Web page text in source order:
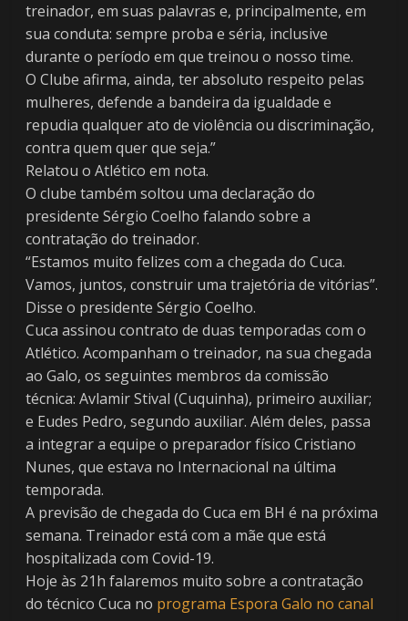
treinador, em suas palavras e, principalmente, em
sua conduta: sempre proba e séria, inclusive
durante o período em que treinou o nosso time.
O Clube afirma, ainda, ter absoluto respeito pelas
mulheres, defende a bandeira da igualdade e
repudia qualquer ato de violência ou discriminação,
contra quem quer que seja.”
Relatou o Atlético em nota.
O clube também soltou uma declaração do
presidente Sérgio Coelho falando sobre a
contratação do treinador.
“Estamos muito felizes com a chegada do Cuca.
Vamos, juntos, construir uma trajetória de vitórias”.
Disse o presidente Sérgio Coelho.
Cuca assinou contrato de duas temporadas com o
Atlético. Acompanham o treinador, na sua chegada
ao Galo, os seguintes membros da comissão
técnica: Avlamir Stival (Cuquinha), primeiro auxiliar;
e Eudes Pedro, segundo auxiliar. Além deles, passa
a integrar a equipe o preparador físico Cristiano
Nunes, que estava no Internacional na última
temporada.
A previsão de chegada do Cuca em BH é na próxima
semana. Treinador está com a mãe que está
hospitalizada com Covid-19.
Hoje às 21h falaremos muito sobre a contratação
do técnico Cuca no programa Espora Galo no canal